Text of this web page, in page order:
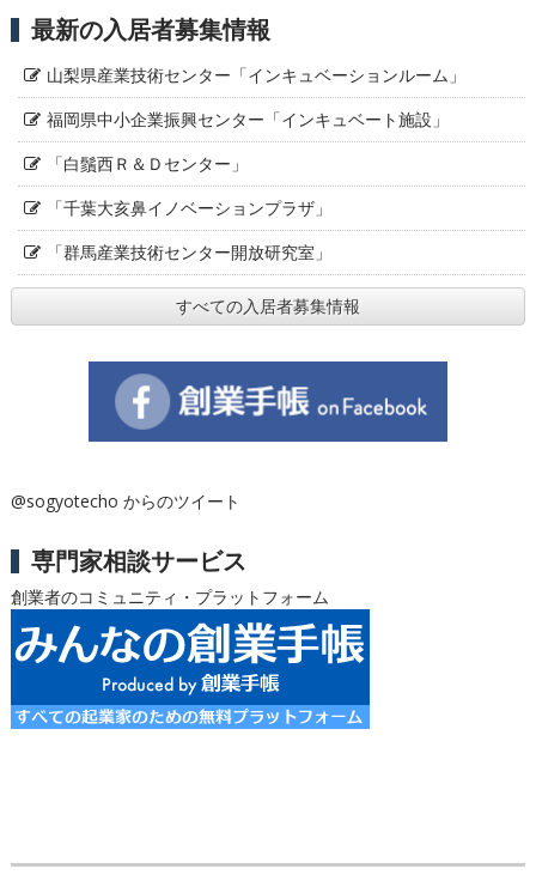
最新の入居者募集情報
山梨県産業技術センター「インキュベーションルーム」
福岡県中小企業振興センター「インキュベート施設」
「白鬚西Ｒ＆Ｄセンター」
「千葉大亥鼻イノベーションプラザ」
「群馬産業技術センター開放研究室」
すべての入居者募集情報
@sogyotecho からのツイート
専門家相談サービス
創業者のコミュニティ・プラットフォーム